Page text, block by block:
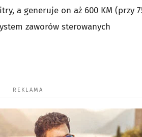
a generuje on aż 600 KM (przy
zaworów sterowanych
REKLAMA